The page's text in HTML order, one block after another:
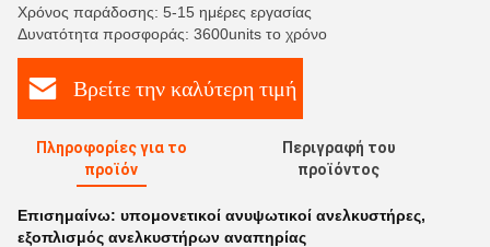
Χρόνος παράδοσης: 5-15 ημέρες εργασίας
Δυνατότητα προσφοράς: 3600units το χρόνο
Βρείτε την καλύτερη τιμή
Πληροφορίες για το
προϊόν
Περιγραφή του
προϊόντος
Επισημαίνω: υπομονετικοί ανυψωτικοί ανελκυστήρες,
εξοπλισμός ανελκυστήρων αναπηρίας